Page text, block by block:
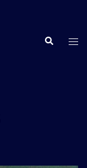
Suche